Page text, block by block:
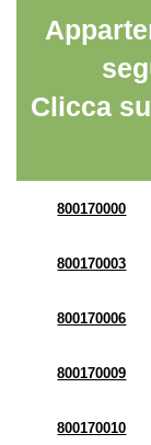
Clicca
800170000
800170003
800170006
800170009
800170010